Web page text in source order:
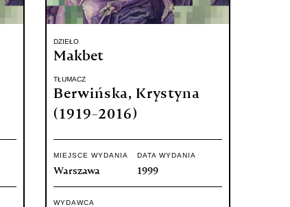
DZIEŁO
Makbet
TŁUMACZ
Berwińska, Krystyna
(1919-2016)
MIEJSCE WYDANIA
Warszawa
DATA WYDANIA
1999
WYDAWCA